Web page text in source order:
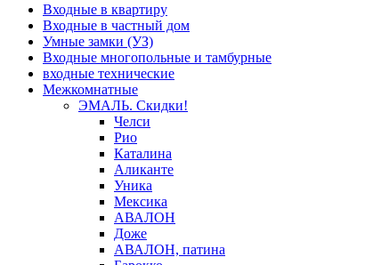
Входные в квартиру
Входные в частный дом
Умные замки (УЗ)
Входные многопольные и тамбурные
входные технические
Межкомнатные
ЭМАЛЬ. Скидки!
Челси
Рио
Каталина
Аликанте
Уника
Мексика
АВАЛОН
Доже
АВАЛОН, патина